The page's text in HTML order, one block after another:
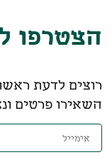
הצטרפו
רוצים לדעת
השאירו פרטים